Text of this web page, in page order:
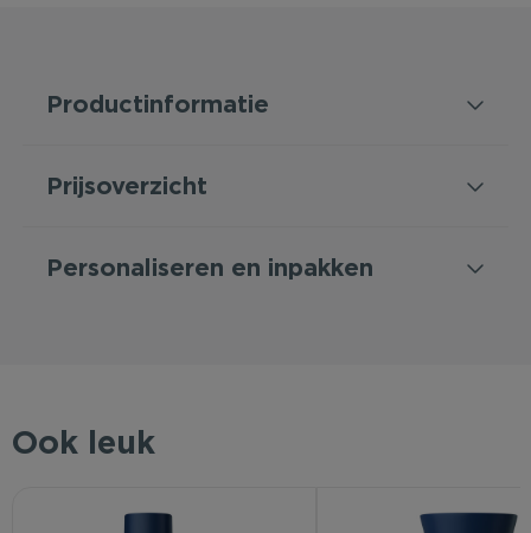
Productinformatie
Prijsoverzicht
Personaliseren en inpakken
Ook leuk